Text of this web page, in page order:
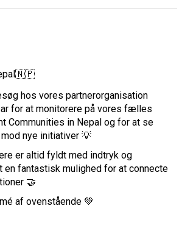
hos vores partnerorganisation
for at monitorere på vores fælles
Communities in Nepal og for at se
nye initiativer 💡
er altid fyldt med indtryk og
en fantastisk mulighed for at connecte
🤝
af ovenstående 💚